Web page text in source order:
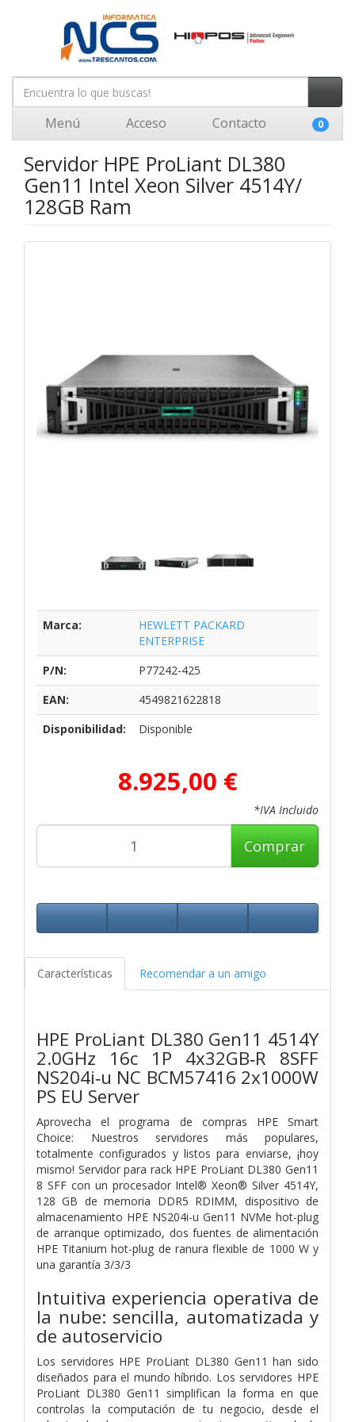
Menú Acceso Contacto 0
Servidor HPE ProLiant DL380
Gen11 Intel Xeon Silver 4514Y/
128GB Ram
Marca:
HEWLETT PACKARD
ENTERPRISE
P/N:
P77242-425
EAN:
4549821622818
Disponibilidad:
Disponible
8.925,00 €
*IVA Incluido
Comprar
Características Recomendar a un amigo
HPE ProLiant DL380 Gen11 4514Y
2.0GHz 16c 1P 4x32GB‑R 8SFF
NS204i‑u NC BCM57416 2x1000W
PS EU Server
Aprovecha el programa de compras HPE Smart
Choice: Nuestros servidores más populares,
totalmente configurados y listos para enviarse, ¡hoy
mismo! Servidor para rack HPE ProLiant DL380 Gen11
8 SFF con un procesador Intel® Xeon® Silver 4514Y,
128 GB de memoria DDR5 RDIMM, dispositivo de
almacenamiento HPE NS204i-u Gen11 NVMe hot-plug
de arranque optimizado, dos fuentes de alimentación
HPE Titanium hot-plug de ranura flexible de 1000 W y
una garantía 3/3/3
Intuitiva experiencia operativa de
la nube: sencilla, automatizada y
de autoservicio
Los servidores HPE ProLiant DL380 Gen11 han sido
diseñados para el mundo híbrido. Los servidores HPE
ProLiant DL380 Gen11 simplifican la forma en que
controlas la computación de tu negocio, desde el